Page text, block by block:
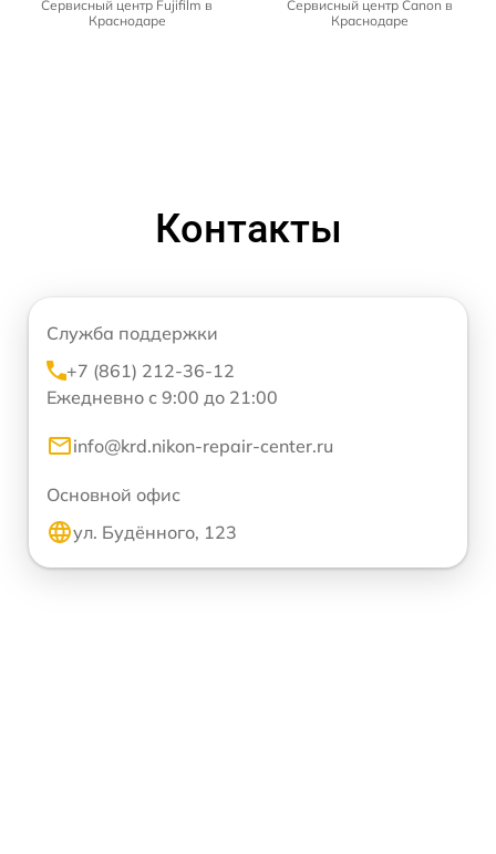
Сервисный центр Fujifilm в
Краснодаре
Сервисный центр Canon в
Краснодаре
Контакты
Служба поддержки
+7 (861) 212-36-12
Ежедневно с 9:00 до 21:00
info@krd.nikon-repair-center.ru
Основной офис
ул. Будённого, 123